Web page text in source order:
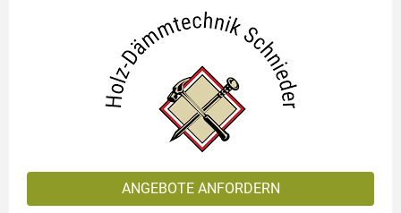
ANGEBOTE ANFORDERN